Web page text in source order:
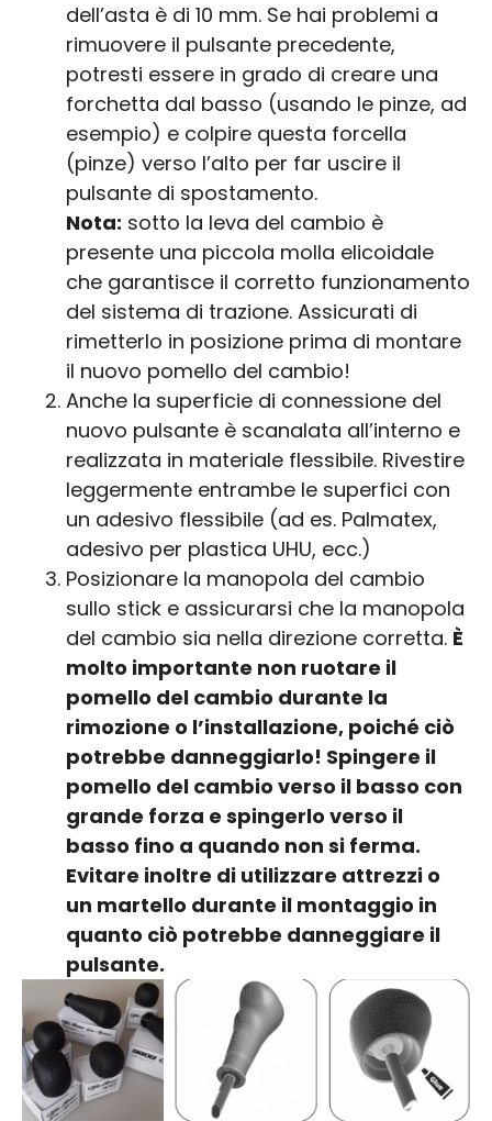
dell’asta è di 10 mm. Se hai problemi a
rimuovere il pulsante precedente,
potresti essere in grado di creare una
forchetta dal basso (usando le pinze, ad
esempio) e colpire questa forcella
(pinze) verso l’alto per far uscire il
pulsante di spostamento.
Nota: sotto la leva del cambio è
presente una piccola molla elicoidale
che garantisce il corretto funzionamento
del sistema di trazione. Assicurati di
rimetterlo in posizione prima di montare
il nuovo pomello del cambio!
Anche la superficie di connessione del
nuovo pulsante è scanalata all’interno e
realizzata in materiale flessibile. Rivestire
leggermente entrambe le superfici con
un adesivo flessibile (ad es. Palmatex,
adesivo per plastica UHU, ecc.)
Posizionare la manopola del cambio
sullo stick e assicurarsi che la manopola
del cambio sia nella direzione corretta. È
molto importante non ruotare il
pomello del cambio durante la
rimozione o l’installazione, poiché ciò
potrebbe danneggiarlo! Spingere il
pomello del cambio verso il basso con
grande forza e spingerlo verso il
basso fino a quando non si ferma.
Evitare inoltre di utilizzare attrezzi o
un martello durante il montaggio in
quanto ciò potrebbe danneggiare il
pulsante.